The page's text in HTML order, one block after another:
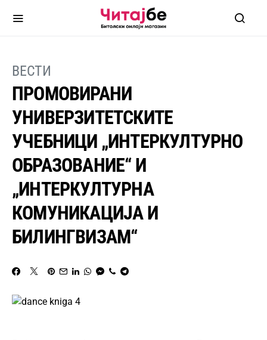
ВЕСТИ
ПРОМОВИРАНИ
УНИВЕРЗИТЕТСКИТЕ
УЧЕБНИЦИ „ИНТЕРКУЛТУРНО
ОБРАЗОВАНИЕ“ И
„ИНТЕРКУЛТУРНА
КОМУНИКАЦИЈА И
БИЛИНГВИЗАМ“